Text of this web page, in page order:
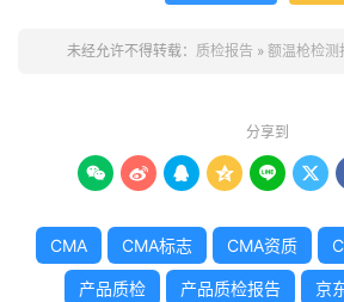
未经允许不得转载： 质检报告 » 额温枪检测
分享到
     
CMA CMA标志 CMA资质
产品质检 产品质检报告 京